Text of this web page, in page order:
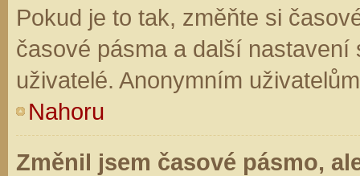
Pokud je to tak, změňte si
časové pásma a další
uživatelé. Anonymním
Nahoru
Změnil jsem časové pásmo,